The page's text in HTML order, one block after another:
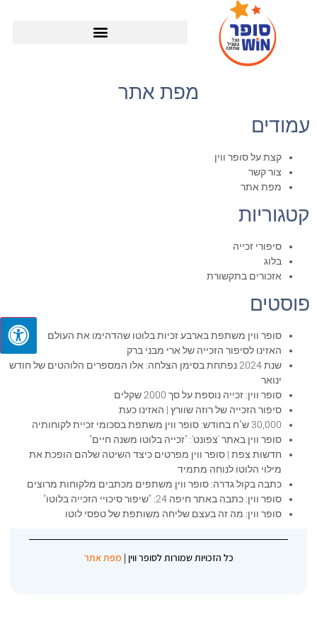
מפת אתר
עמודים
קצת על סופר ווין
צור קשר
מפת אתר
קטגוריות
סיפורי זכייה
בלוג
אזכורים בתקשורת
פוסטים
סופר ווין משתפת בארבע זכיות בלוטו שהדהימו את העולם
האזינו לסיפור הזכייה של ארי מבני ברק
שנת 2024 נפתחת בסימן הצלחה: אלו המספרים הלוהטים של חודש
ינואר
סופר ווין: זכייה נוספת על סך 2000 שקלים
סיפור הזכייה של רוזה שוורץ | האזינו כעת
30,000 ש"ח בחודש: סופר ווין משתפת בסכומי זכיית לקוחותיה
סופר ווין באתר 'צפונט': "זכייה בלוטו משנה חיים"
חדשות צפת | סופר ווין מפרטים כיצד השיטה שלהם הופכת את
מילוי הלוטו לנוחה מתמיד
כתבה בקול גדרה: סופר ווין משתפים מכתבים מלקוחות מרוצים
סופר ווין: כתבה באתר חיפה 24: "שיפור סיכויי הזכייה בלוטו"
סופר ווין: מה זה בעצם שליחה משותפת של טפסי לוטו
כל הזכויות שמורות לסופר ווין | מפת אתר